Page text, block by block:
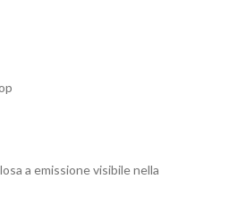
a emissione visibile nella